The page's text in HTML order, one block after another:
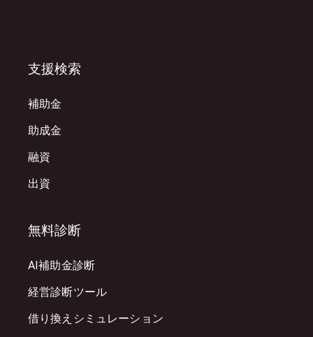
支援検索
補助金
助成金
融資
出資
無料診断
AI補助金診断
経営診断ツール
借り換えシミュレーション